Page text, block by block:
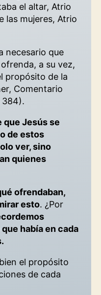
el altar, Atrio
las mujeres, Atrio
necesario que
a su vez,
propósito de la
Comentario
384).
que Jesús se
de estos
ver, sino
quienes
ofrendaban,
esto. ¿Por
había en cada
el propósito
de cada